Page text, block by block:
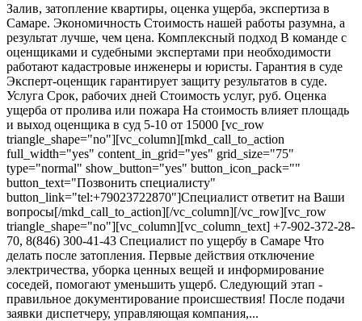
Залив, затопление квартиры, оценка ущерба, экспертиза в
Самаре. Экономичность Стоимость нашей работы разумна, а
результат лучше, чем цена. Комплексный подход В команде с
оценщиками и судебными экспертами при необходимости
работают кадастровые инженеры и юристы. Гарантия в суде
Эксперт-оценщик гарантирует защиту результатов в суде.
Услуга Срок, рабочих дней Стоимость услуг, руб. Оценка
ущерба от пролива или пожара На стоимость влияет площадь
и выход оценщика в суд 5-10 от 15000 [vc_row
triangle_shape="no"][vc_column][mkd_call_to_action
full_width="yes" content_in_grid="yes" grid_size="75"
type="normal" show_button="yes" button_icon_pack=""
button_text="Позвонить специалисту"
button_link="tel:+79023722870"]Специалист ответит на Ваши
вопросы[/mkd_call_to_action][/vc_column][/vc_row][vc_row
triangle_shape="no"][vc_column][vc_column_text] +7-902-372-28-
70, 8(846) 300-41-43 Специалист по ущербу в Самаре Что
делать после затопления. Первые действия отключение
электричества, уборка ценных вещей и информирование
соседей, помогают уменьшить ущерб. Следующий этап -
правильное документирование происшествия! После подачи
заявки диспетчеру, управляющая компания,...